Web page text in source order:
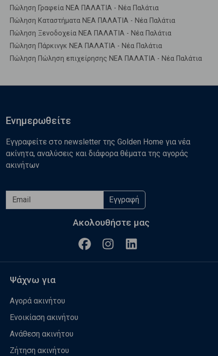
Πώληση Γραφεία ΝΕΑ ΠΑΛΑΤΙΑ - Νέα Παλάτια
Πώληση Καταστήματα ΝΕΑ ΠΑΛΑΤΙΑ - Νέα Παλάτια
Πώληση Ξενοδοχεία ΝΕΑ ΠΑΛΑΤΙΑ - Νέα Παλάτια
Πώληση Πάρκινγκ ΝΕΑ ΠΑΛΑΤΙΑ - Νέα Παλάτια
Πώληση Πώληση επιχείρησης ΝΕΑ ΠΑΛΑΤΙΑ - Νέα Παλάτια
Ενημερωθείτε
Εγγραφείτε στο newsletter της Golden Home για νέα
ακίνητα, αναλύσεις και διάφορα θέματα της αγοράς
ακινήτων
Εγγραφή
Ακολουθήστε μας
Ψάχνω για
Αγορά ακινήτου
Ενοικίαση ακινήτου
Ανάθεση ακινήτου
Ζήτηση ακινήτου